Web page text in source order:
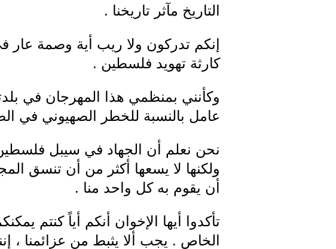
التاريخ مآثر تاريخنا .
إنكم تدركون ولا ريب أية وصمة
كارثة تهويد فلسطين .
وكأنني بمنظمي هذا المهرجان في
عامل بالنسبة للخطر الصهيوني في
نحن نعلم أن الجهاد في سيبل
ولكنها لا يسعها أكثر من أن تنسق
أن يقوم به كل واحد منا .
تأكدوا أيها الإخوان أنكم أياً كنتم
الخاص . يجب ألا يثبط من عزائمنا ،